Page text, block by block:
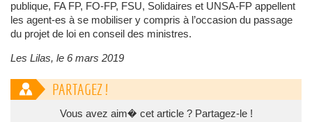
publique, FA FP, FO-FP, FSU, Solidaires et UNSA-FP appellent
les agent-es à se mobiliser y compris à l’occasion du passage
du projet de loi en conseil des ministres.
Les Lilas, le 6 mars 2019
PARTAGEZ !
Vous avez aim� cet article ? Partagez-le !